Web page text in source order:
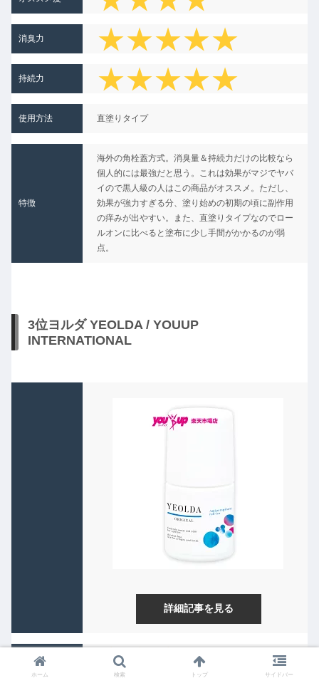
★
消臭力 ★★★★★
持続力 ★★★★★
使用方法 直塗りタイプ
特徴
海外の角栓蓋方式。消臭量＆持続力だけの比較なら
個人的には最強だと思う。これは効果がマジでヤバ
イので黒人級の人はこの商品がオススメ。ただし、
効果が強力すぎる分、塗り始めの初期の頃に副作用
の痒みが出やすい。また、直塗りタイプなのでロー
ルオンに比べると塗布に少し手間がかかるのが弱
点。
3位ヨルダ YEOLDA / YOUUP
INTERNATIONAL
詳細記事を見る
オススメ度
★★★
ホーム 検索 トップ サイドバー